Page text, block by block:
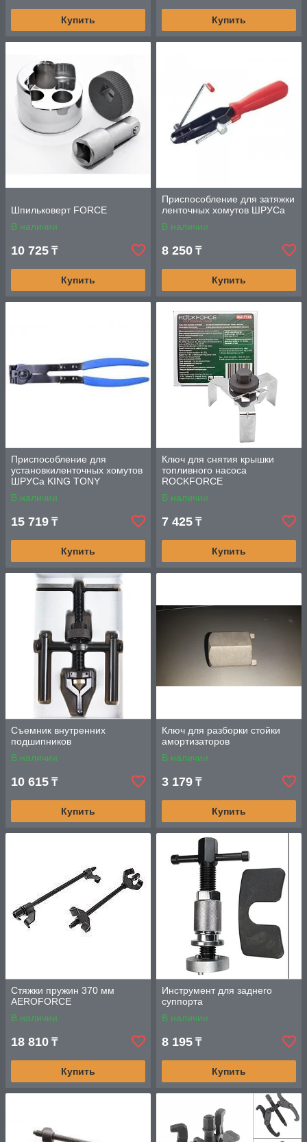
Купить Купить
Шпильковерт FORCE
В наличии
10 725 ₸
Купить
Приспособление для затяжки
ленточных хомутов ШРУСа
В наличии
8 250 ₸
Купить
Приспособление для
установкиленточных хомутов
ШРУСа KING TONY
В наличии
15 719 ₸
Купить
Ключ для снятия крышки
топливного насоса
ROCKFORCE
В наличии
7 425 ₸
Купить
Съемник внутренних
подшипников
В наличии
10 615 ₸
Купить
Ключ для разборки стойки
амортизаторов
В наличии
3 179 ₸
Купить
Стяжки пружин 370 мм
AEROFORCE
В наличии
18 810 ₸
Купить
Инструмент для заднего
суппорта
В наличии
8 195 ₸
Купить